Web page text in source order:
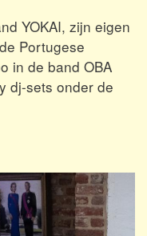
YOKAI, zijn eigen
Portugese
in de band OBA
dj-sets onder de